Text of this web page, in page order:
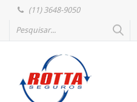
(11) 3648-9050